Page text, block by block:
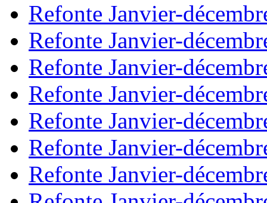
Refonte Janvier-
Refonte Janvier-
Refonte Janvier-
Refonte Janvier-
Refonte Janvier-
Refonte Janvier-
Refonte Janvier-